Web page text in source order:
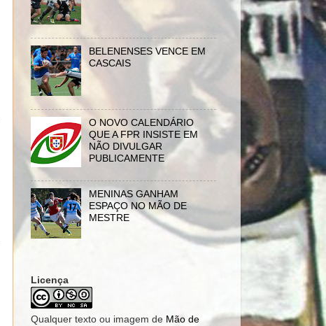
BELENENSES VENCE EM
CASCAIS
O NOVO CALENDÁRIO
QUE A FPR INSISTE EM
NÃO DIVULGAR
PUBLICAMENTE
MENINAS GANHAM
ESPAÇO NO MÃO DE
MESTRE
Licença
Qualquer texto ou imagem de Mão de